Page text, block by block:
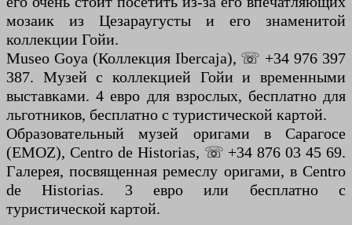
мозаик из Цезараугусты и его знаменитой
коллекции Гойи.
Museo Goya (Коллекция Ibercaja), ☏ +34 976 397
387. Музей с коллекцией Гойи и временными
выставками. 4 евро для взрослых, бесплатно для
льготников, бесплатно с туристической картой.
Образовательный музей оригами в Сарагосе
(EMOZ), Centro de Historias, ☏ +34 876 03 45 69.
Галерея, посвященная ремеслу оригами, в Centro
de Historias. 3 евро или бесплатно с
туристической картой.